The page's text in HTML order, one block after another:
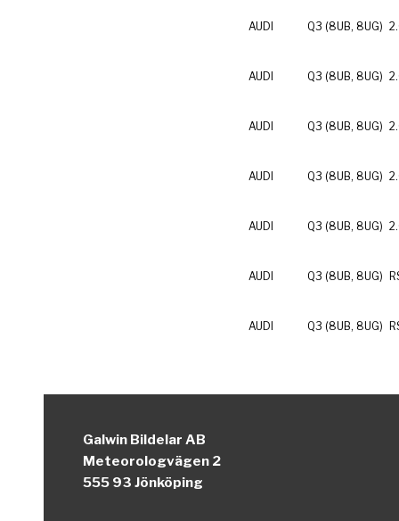
AUDI Q3 (8UB, 8UG)
AUDI Q3 (8UB, 8UG)
AUDI Q3 (8UB, 8UG)
AUDI Q3 (8UB, 8UG)
AUDI Q3 (8UB, 8UG)
AUDI Q3 (8UB, 8UG)
AUDI Q3 (8UB, 8UG)
Galwin Bildelar AB
Meteorologvägen 2
555 93 Jönköping